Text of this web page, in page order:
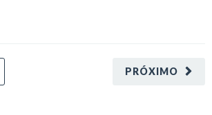
PRÓXIMO